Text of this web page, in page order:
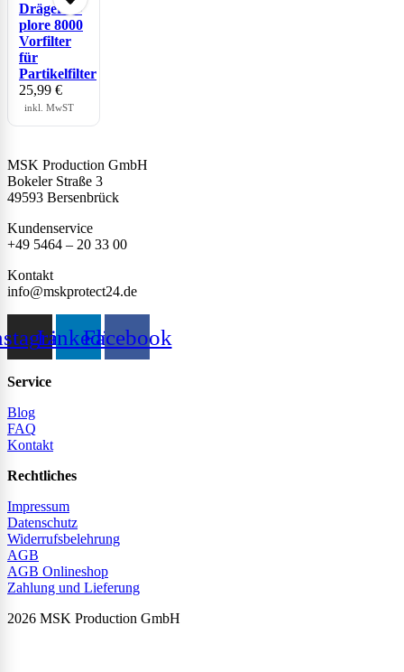
Dräger X-
plore 8000
Vorfilter
für
Partikelfilter
25,99 €
inkl. MwST
MSK Production GmbH
Bokeler Straße 3
49593 Bersenbrück
Kundenservice
+49 5464 – 20 33 00
Kontakt
info@mskprotect24.de
LinkedinFacebook
Service
Blog
FAQ
Kontakt
Rechtliches
Impressum
Datenschutz
Widerrufsbelehrung
AGB
AGB Onlineshop
Zahlung und Lieferung
2026 MSK Production GmbH